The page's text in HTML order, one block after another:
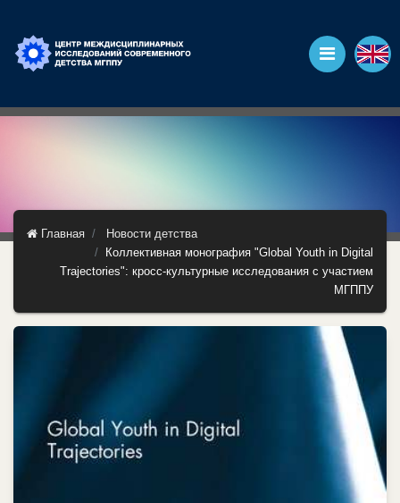
Главная
Новости детства
Коллективная монография "Global Youth in Digital
Trajectories": кросс-культурные исследования с участием
МГППУ